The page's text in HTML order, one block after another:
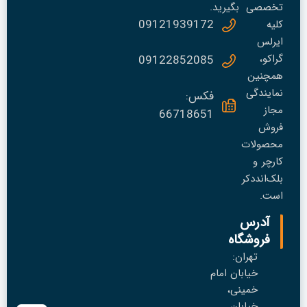
تخصصی
کلیه
ایرلس
گراکو،
همچنین
نمایندگی
مجاز
فروش
محصولات
کارچر و
بلک‌انددکر
است.
آدرس
فروشگاه
تهران:
خیابان امام
خمینی،
بگیرید.
09121939172
09122852085
فکس:
66718651